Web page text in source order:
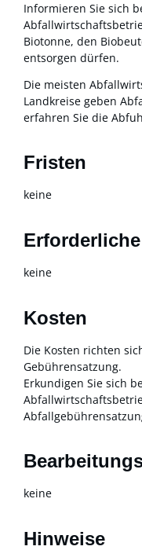
Informieren Sie sich
Biotonne, den
entsorgen dürfen.
Die meisten
Landkreise geben
erfahren Sie die
Fristen
keine
keine
Kosten
Die Kosten richten
Gebührensatzung.
Erkundigen Sie sich
keine
Hinweise